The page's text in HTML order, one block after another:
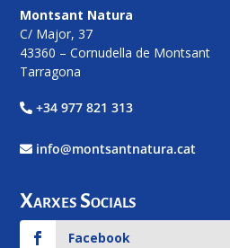
Montsant Natura
C/ Major, 37
43360 – Cornudella de Montsant
Tarragona
+34 977 821 313
info@montsantnatura.cat
Xarxes Socials
Facebook